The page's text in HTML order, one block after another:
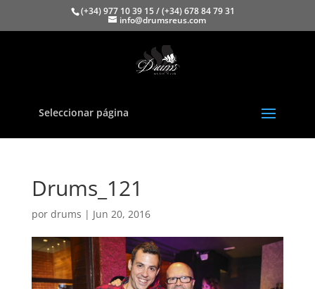
(+34) 977 10 39 15 / (+34) 678 84 79 31
info@drumsreus.com
Seleccionar página
Drums_121
por drums | Jun 20, 2016